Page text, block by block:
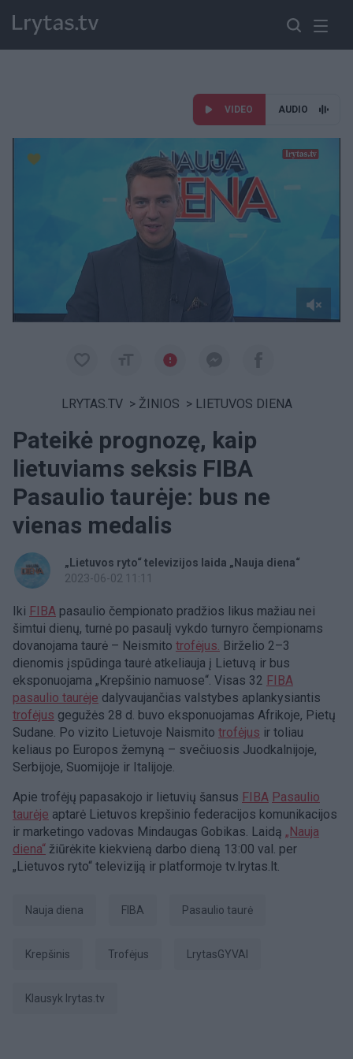
VIDEO AUDIO
LRYTAS.TV > ŽINIOS > LIETUVOS DIENA
Pateikė prognozę, kaip
lietuviams seksis FIBA
Pasaulio taurėje: bus ne
vienas medalis
„Lietuvos ryto“ televizijos laida „Nauja diena“
2023-06-02 11:11
Iki FIBA pasaulio čempionato pradžios likus mažiau nei
šimtui dienų, turnė po pasaulį vykdo turnyro čempionams
dovanojama taurė – Neismito trofėjus. Birželio 2–3
dienomis įspūdinga taurė atkeliauja į Lietuvą ir bus
eksponuojama „Krepšinio namuose“. Visas 32 FIBA
pasaulio taurėje dalyvaujančias valstybes aplankysiantis
trofėjus gegužės 28 d. buvo eksponuojamas Afrikoje, Pietų
Sudane. Po vizito Lietuvoje Naismito trofėjus ir toliau
keliaus po Europos žemyną – svečiuosis Juodkalnijoje,
Serbijoje, Suomijoje ir Italijoje.
Apie trofėjų papasakojo ir lietuvių šansus FIBA Pasaulio
taurėje aptarė Lietuvos krepšinio federacijos komunikacijos
ir marketingo vadovas Mindaugas Gobikas. Laidą „Nauja
diena“ žiūrėkite kiekvieną darbo dieną 13:00 val. per
„Lietuvos ryto“ televiziją ir platformoje tv.lrytas.lt.
Nauja diena FIBA pasaulio taurė
Krepšinis trofėjus LrytasGYVAI
Klausyk lrytas.tv